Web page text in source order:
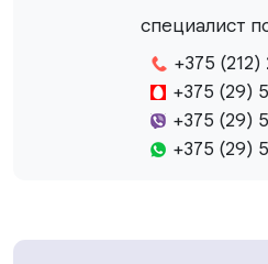
специалист
+375
+375 (29)
+375 (29)
+375 (29)